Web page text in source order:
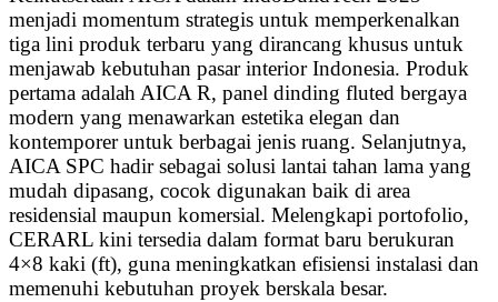
menjadi momentum strategis untuk memperkenalkan
tiga lini produk terbaru yang dirancang khusus untuk
menjawab kebutuhan pasar interior Indonesia. Produk
pertama adalah AICA R, panel dinding fluted bergaya
modern yang menawarkan estetika elegan dan
kontemporer untuk berbagai jenis ruang. Selanjutnya,
AICA SPC hadir sebagai solusi lantai tahan lama yang
mudah dipasang, cocok digunakan baik di area
residensial maupun komersial. Melengkapi portofolio,
CERARL kini tersedia dalam format baru berukuran
4×8 kaki (ft), guna meningkatkan efisiensi instalasi dan
memenuhi kebutuhan proyek berskala besar.